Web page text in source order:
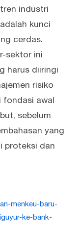
industri
kunci
cerdas.
sektor ini
harus diiringi
risiko
fondasi awal
sebelum
yang
proteksi dan
menkeu-baru-
ke-bank-